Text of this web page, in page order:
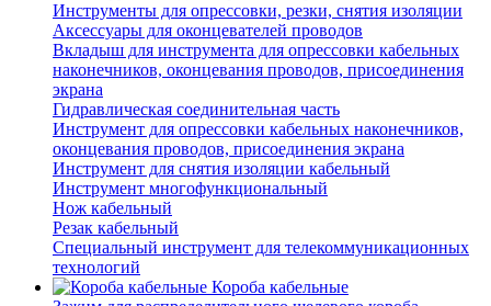
Инструменты для опрессовки, резки, снятия изоляции
Аксессуары для оконцевателей проводов
Вкладыш для инструмента для опрессовки кабельных
наконечников, оконцевания проводов, присоединения
экрана
Гидравлическая соединительная часть
Инструмент для опрессовки кабельных наконечников,
оконцевания проводов, присоединения экрана
Инструмент для снятия изоляции кабельный
Инструмент многофункциональный
Нож кабельный
Резак кабельный
Специальный инструмент для телекоммуникационных
технологий
Короба кабельные